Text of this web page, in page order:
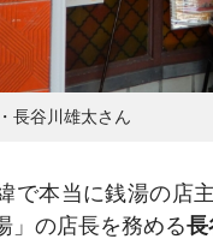
長谷川雄太さん
で本当に銭湯の店
」の店長を務める長